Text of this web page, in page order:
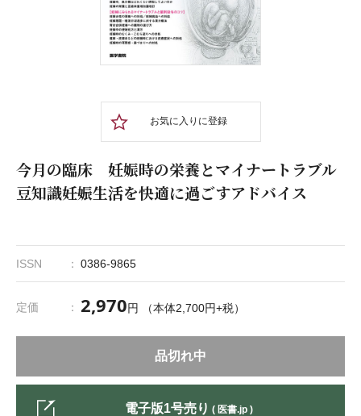
お気に入りに登録
今月の臨床 妊娠時の栄養とマイナートラブル
豆知識――妊娠生活を快適に過ごすアドバイス
ISSN 0386-9865
定価 2,970円 （本体2,700円+税）
品切れ中
電子版1号売り ( 医書.jp )